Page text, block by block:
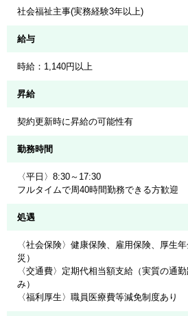
社会福祉主事(実務経験3年以上)
給与
時給：1,140円以上
昇給
契約更新時に昇給の可能性有
勤務時間
〈平日〉8:30～17:30
フルタイムで周40時間勤務できる方歓迎
処遇
〈社会保険〉健康保険、雇用保険、厚生
災）
〈交通費〉定期代相当額支給（実質の通
み）
〈福利厚生〉職員医療費等減免制度あり